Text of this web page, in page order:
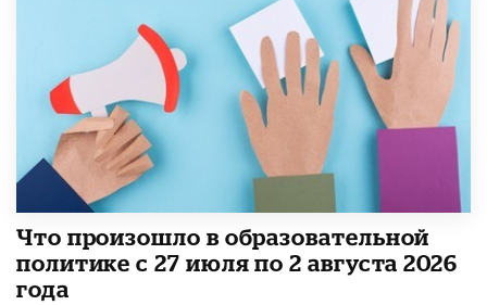
​Что произошло в образовательной
политике с 27 июля по 2 августа 2026
года